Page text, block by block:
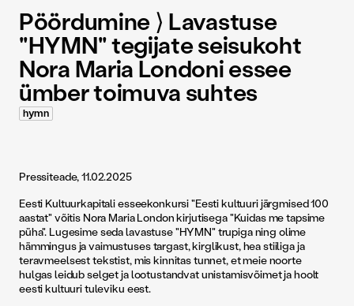
Pöördumine ⟩ Lavastuse
"HYMN" tegijate seisukoht
Nora Maria Londoni essee
ümber toimuva suhtes
hymn
Pressiteade, 11.02.2025
Eesti Kultuurkapitali esseekonkursi "Eesti kultuuri järgmised 100
aastat" võitis Nora Maria London kirjutisega "Kuidas me tapsime
püha". Lugesime seda lavastuse "HYMN" trupiga ning olime
hämmingus ja vaimustuses targast, kirglikust, hea stiiliga ja
teravmeelsest tekstist, mis kinnitas tunnet, et meie noorte
hulgas leidub selget ja lootustandvat unistamisvõimet ja hoolt
eesti kultuuri tuleviku eest.